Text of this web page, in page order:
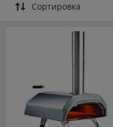
Сортировка